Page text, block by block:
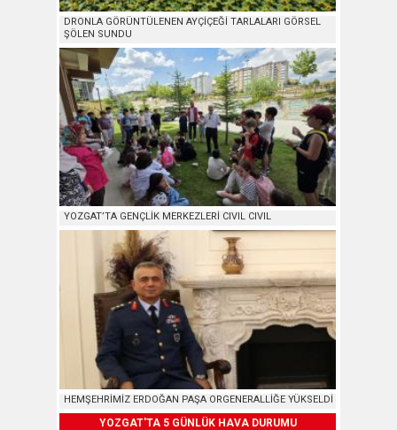
DRONLA GÖRÜNTÜLENEN AYÇİÇEĞİ TARLALARI GÖRSEL
ŞÖLEN SUNDU
YOZGAT’TA GENÇLİK MERKEZLERİ CIVIL CIVIL
HEMŞEHRİMİZ ERDOĞAN PAŞA ORGENERALLİĞE YÜKSELDİ
YOZGAT'TA 5 GÜNLÜK HAVA DURUMU